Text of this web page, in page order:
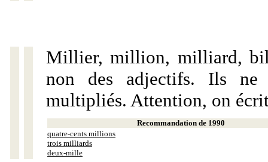
Millier, million, milliard,
non des adjectifs. Ils ne
multipliés. Attention, on
Recommandation de 1990
quatre-cents millions
trois milliards
deux-mille